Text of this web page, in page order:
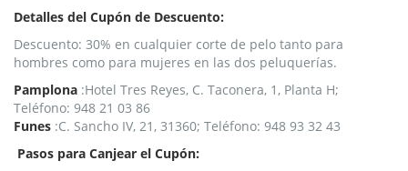
Detalles del Cupón de Descuento:
Descuento: 30% en cualquier corte de pelo tanto para
hombres como para mujeres en las dos peluquerías.
Pamplona :Hotel Tres Reyes, C. Taconera, 1, Planta H;
Teléfono: 948 21 03 86
Funes :C. Sancho IV, 21, 31360; Teléfono: 948 93 32 43
Pasos para Canjear el Cupón: